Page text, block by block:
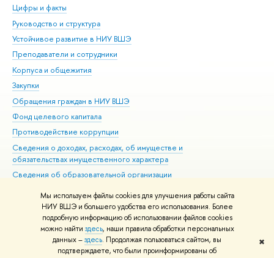
Мы используем файлы cookies для улучшения работы сайта
НИУ ВШЭ и большего удобства его использования. Более
подробную информацию об использовании файлов cookies
можно найти здесь, наши правила обработки персональных
данных –здесь. Продолжая пользоваться сайтом, вы
подтверждаете, что были проинформированы о
✖
Цифры и факты
Руководство и структура
Устойчивое развитие в НИУ ВШЭ
Преподаватели и сотрудники
Корпуса и общежития
Закупки
Обращения граждан в НИУ ВШЭ
Фонд целевого капитала
Противодействие коррупции
Сведения о доходах, расходах, об имуществе и
обязательствах имущественного характера
Сведения об образовательной организации
Людям с ограниченными возможностями здоровья
Единая платежная страница
Работа в Вышке